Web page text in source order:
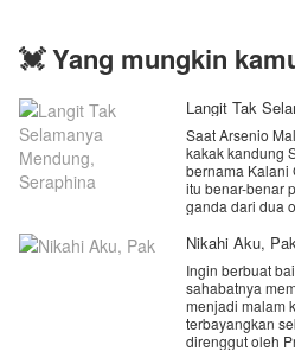
💓 Yang mungkin
Langit Tak
Saat Arsenio
kakak kandung
bernama Kalani
itu benar-benar
ganda dari dua
ternyata sudah
kesalahan anak
Saat Seraphina
dunia ini,
yang menjadi
Nikahi Aku, Pak
Ingin berbuat
sahabatnya
menjadi malam
terbayangkan
direnggut oleh